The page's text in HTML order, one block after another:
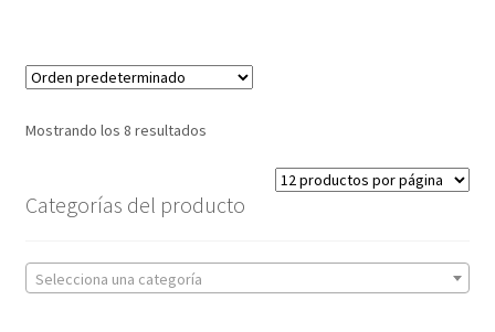
Mostrando los 8 resultados
Categorías del producto
Selecciona una categoría